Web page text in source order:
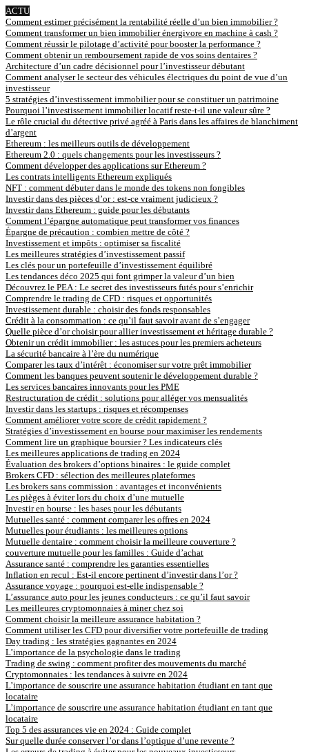
ACTU
Comment estimer précisément la rentabilité réelle d’un bien immobilier ?
Comment transformer un bien immobilier énergivore en machine à cash ?
Comment réussir le pilotage d’activité pour booster la performance ?
Comment obtenir un remboursement rapide de vos soins dentaires ?
Architecture d’un cadre décisionnel pour l’investisseur débutant
Comment analyser le secteur des véhicules électriques du point de vue d’un
investisseur
5 stratégies d’investissement immobilier pour se constituer un patrimoine
Pourquoi l’investissement immobilier locatif reste-t-il une valeur sûre ?
Le rôle crucial du détective privé agréé à Paris dans les affaires de blanchiment
d’argent
Ethereum : les meilleurs outils de développement
Ethereum 2.0 : quels changements pour les investisseurs ?
Comment développer des applications sur Ethereum ?
Les contrats intelligents Ethereum expliqués
NFT : comment débuter dans le monde des tokens non fongibles
Investir dans des pièces d’or : est-ce vraiment judicieux ?
Investir dans Ethereum : guide pour les débutants
Comment l’épargne automatique peut transformer vos finances
Épargne de précaution : combien mettre de côté ?
Investissement et impôts : optimiser sa fiscalité
Les meilleures stratégies d’investissement passif
Les clés pour un portefeuille d’investissement équilibré
Les tendances déco 2025 qui font grimper la valeur d’un bien
Découvrez le PEA : Le secret des investisseurs futés pour s’enrichir
Comprendre le trading de CFD : risques et opportunités
Investissement durable : choisir des fonds responsables
Crédit à la consommation : ce qu’il faut savoir avant de s’engager
Quelle pièce d’or choisir pour allier investissement et héritage durable ?
Obtenir un crédit immobilier : les astuces pour les premiers acheteurs
La sécurité bancaire à l’ère du numérique
Comparer les taux d’intérêt : économiser sur votre prêt immobilier
Comment les banques peuvent soutenir le développement durable ?
Les services bancaires innovants pour les PME
Restructuration de crédit : solutions pour alléger vos mensualités
Investir dans les startups : risques et récompenses
Comment améliorer votre score de crédit rapidement ?
Stratégies d’investissement en bourse pour maximiser les rendements
Comment lire un graphique boursier ? Les indicateurs clés
Les meilleures applications de trading en 2024
Évaluation des brokers d’options binaires : le guide complet
Brokers CFD : sélection des meilleures plateformes
Les brokers sans commission : avantages et inconvénients
Les pièges à éviter lors du choix d’une mutuelle
Investir en bourse : les bases pour les débutants
Mutuelles santé : comment comparer les offres en 2024
Mutuelles pour étudiants : les meilleures options
Mutuelle dentaire : comment choisir la meilleure couverture ?
couverture mutuelle pour les familles : Guide d’achat
Assurance santé : comprendre les garanties essentielles
Inflation en recul : Est-il encore pertinent d’investir dans l’or ?
Assurance voyage : pourquoi est-elle indispensable ?
L’assurance auto pour les jeunes conducteurs : ce qu’il faut savoir
Les meilleures cryptomonnaies à miner chez soi
Comment choisir la meilleure assurance habitation ?
Comment utiliser les CFD pour diversifier votre portefeuille de trading
Day trading : les stratégies gagnantes en 2024
L’importance de la psychologie dans le trading
Trading de swing : comment profiter des mouvements du marché
Cryptomonnaies : les tendances à suivre en 2024
L’importance de souscrire une assurance habitation étudiant en tant que
locataire
L’importance de souscrire une assurance habitation étudiant en tant que
locataire
Top 5 des assurances vie en 2024 : Guide complet
Sur quelle durée conserver l’or dans l’optique d’une revente ?